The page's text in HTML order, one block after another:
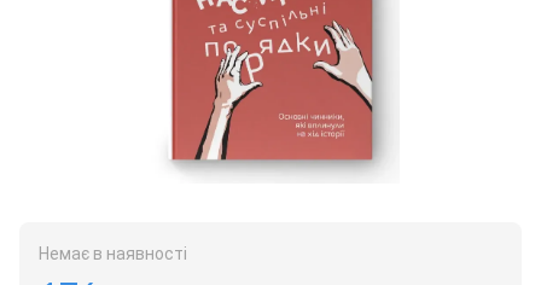
Немає в наявності